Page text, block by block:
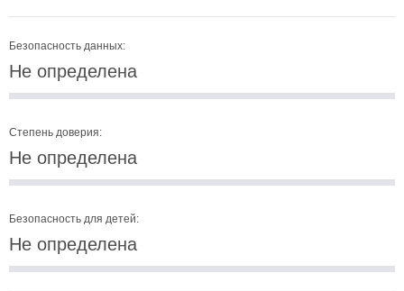
Безопасность данных:
Не определена
Степень доверия:
Не определена
Безопасность для детей:
Не определена